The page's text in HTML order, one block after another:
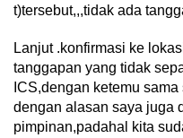
t)tersebut,,,tidak ada
Lanjut .konfirmasi ke
tanggapan yang tidak
ICS,dengan ketemu
dengan alasan saya juga
pimpinan,padahal kita